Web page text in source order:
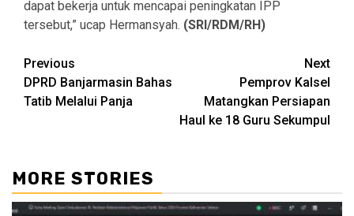
dapat bekerja untuk mencapai peningkatan IPP
tersebut,” ucap Hermansyah. (SRI/RDM/RH)
Continue
Reading
Previous
DPRD Banjarmasin Bahas
Tatib Melalui Panja
Next
Pemprov Kalsel
Matangkan Persiapan
Haul ke 18 Guru Sekumpul
MORE STORIES